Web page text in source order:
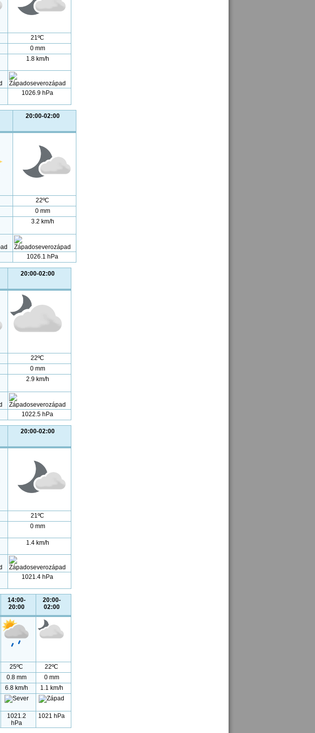
21ºC
0 mm
1.8 km/h
1026.9 hPa
20:00-02:00
22ºC
0 mm
3.2 km/h
1026.1 hPa
20:00-02:00
22ºC
0 mm
2.9 km/h
1022.5 hPa
20:00-02:00
21ºC
0 mm
1.4 km/h
1021.4 hPa
14:00-
20:00
20:00-
02:00
25ºC
22ºC
0.8 mm
0 mm
6.8 km/h
1.1 km/h
1021.2
hPa
1021 hPa